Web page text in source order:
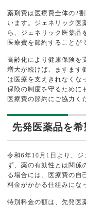
薬剤費は医療費全体の2
います。ジェネリック医
ら、ジェネリック医薬品
医療費を節約することが
高齢化により健康保険を
増大が続けば、ますます
は医療を支えきれなくな
保険の制度を守るために
医療費の節約にご協力く
先発医薬品を
令和6年10月1日より、
ず、薬の有効性とは関係
る場合には、医療費の自
料金がかかる仕組みにな
特別料金の額は、先発医